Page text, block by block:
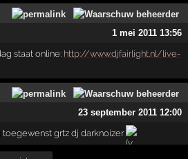
1 mei 2011 13:56
staat online: http://www.djfairlight.nl/live-
23 september 2011 12:00
grtz dj darknoizer